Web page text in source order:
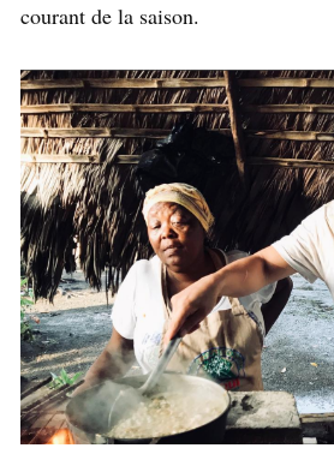
courant de la saison.